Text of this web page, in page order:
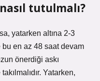
tutulmalı?
yatarken altına 2-3
en az 48 saat devam
önerdiği askı
Yatarken,